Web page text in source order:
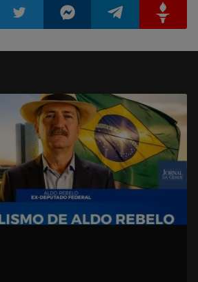
no
Twitter
no
Messenger
no
Telegram
no
Gettr